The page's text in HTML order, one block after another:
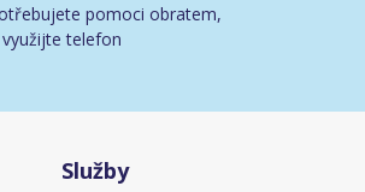
pomoci obratem,
telefon
Služby